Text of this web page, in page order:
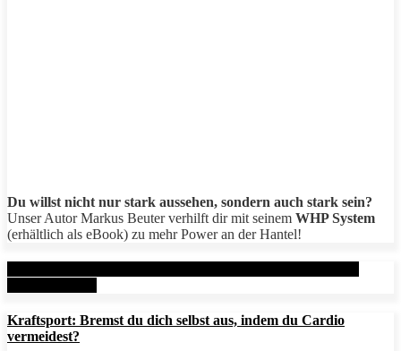
Du willst nicht nur stark aussehen, sondern auch stark sein?
Unser Autor Markus Beuter verhilft dir mit seinem WHP System
(erhältlich als eBook) zu mehr Power an der Hantel!
Kraftsport: Bremst du dich selbst aus, indem du Cardio
vermeidest?